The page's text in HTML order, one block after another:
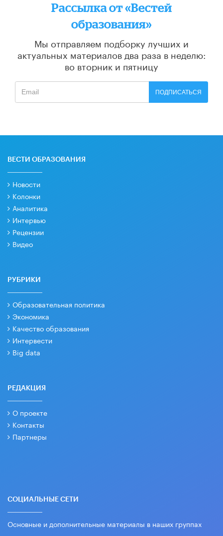
Рассылка от «Вестей
образования»
Мы отправляем подборку лучших и
актуальных материалов два раза в неделю:
во вторник и пятницу
ПОДПИСАТЬСЯ
ВЕСТИ ОБРАЗОВАНИЯ
Новости
Колонки
Аналитика
Интервью
Рецензии
Видео
РУБРИКИ
Образовательная политика
Экономика
Качество образования
Интервести
Big data
РЕДАКЦИЯ
О проекте
Контакты
Партнеры
СОЦИАЛЬНЫЕ СЕТИ
Основные и дополнительные материалы в наших группах